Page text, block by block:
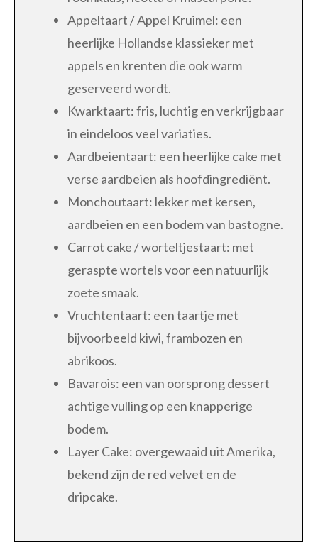
Appeltaart / Appel Kruimel: een
heerlijke Hollandse klassieker met
appels en krenten die ook warm
geserveerd wordt.
Kwarktaart: fris, luchtig en verkrijgbaar
in eindeloos veel variaties.
Aardbeientaart: een heerlijke cake met
verse aardbeien als hoofdingrediënt.
Monchoutaart: lekker met kersen,
aardbeien en een bodem van bastogne.
Carrot cake / worteltjestaart: met
geraspte wortels voor een natuurlijk
zoete smaak.
Vruchtentaart: een taartje met
bijvoorbeeld kiwi, frambozen en
abrikoos.
Bavarois: een van oorsprong dessert
achtige vulling op een knapperige
bodem.
Layer Cake: overgewaaid uit Amerika,
bekend zijn de red velvet en de
dripcake.